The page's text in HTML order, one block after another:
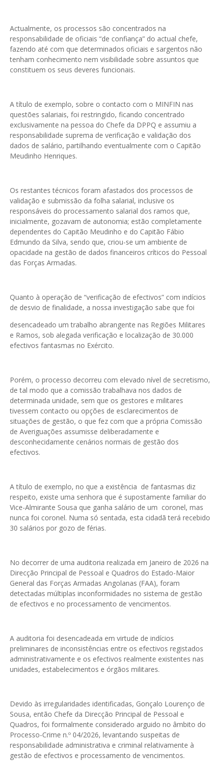
Actualmente, os processos são concentrados na
responsabilidade de oficiais “de confiança” do actual chefe,
fazendo até com que determinados oficiais e sargentos não
tenham conhecimento nem visibilidade sobre assuntos que
constituem os seus deveres funcionais.
A título de exemplo, sobre o contacto com o MINFIN nas
questões salariais, foi restringido, ficando concentrado
exclusivamente na pessoa do Chefe da DPPQ e assumiu a
responsabilidade suprema de verificação e validação dos
dados de salário, partilhando eventualmente com o Capitão
Meudinho Henriques.
Os restantes técnicos foram afastados dos processos de
validação e submissão da folha salarial, inclusive os
responsáveis do processamento salarial dos ramos que,
inicialmente, gozavam de autonomia; estão completamente
dependentes do Capitão Meudinho e do Capitão Fábio
Edmundo da Silva, sendo que, criou-se um ambiente de
opacidade na gestão de dados financeiros críticos do Pessoal
das Forças Armadas.
Quanto à operação de “verificação de efectivos” com indícios
de desvio de finalidade, a nossa investigação sabe que foi
desencadeado um trabalho abrangente nas Regiões Militares
e Ramos, sob alegada verificação e localização de 30.000
efectivos fantasmas no Exército.
Porém, o processo decorreu com elevado nível de secretismo,
de tal modo que a comissão trabalhava nos dados de
determinada unidade, sem que os gestores e militares
tivessem contacto ou opções de esclarecimentos de
situações de gestão, o que fez com que a própria Comissão
de Averiguações assumisse deliberadamente e
desconhecidamente cenários normais de gestão dos
efectivos.
A título de exemplo, no que a existência de fantasmas diz
respeito, existe uma senhora que é supostamente familiar do
Vice-Almirante Sousa que ganha salário de um coronel, mas
nunca foi coronel. Numa só sentada, esta cidadã terá recebido
30 salários por gozo de férias.
No decorrer de uma auditoria realizada em Janeiro de 2026 na
Direcção Principal de Pessoal e Quadros do Estado-Maior
General das Forças Armadas Angolanas (FAA), foram
detectadas múltiplas inconformidades no sistema de gestão
de efectivos e no processamento de vencimentos.
A auditoria foi desencadeada em virtude de indícios
preliminares de inconsistências entre os efectivos registados
administrativamente e os efectivos realmente existentes nas
unidades, estabelecimentos e órgãos militares.
Devido às irregularidades identificadas, Gonçalo Lourenço de
Sousa, então Chefe da Direcção Principal de Pessoal e
Quadros, foi formalmente considerado arguido no âmbito do
Processo-Crime n.º 04/2026, levantando suspeitas de
responsabilidade administrativa e criminal relativamente à
gestão de efectivos e processamento de vencimentos.